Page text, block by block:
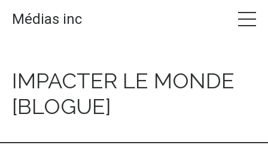
Médias inc
IMPACTER LE MONDE
[BLOGUE]